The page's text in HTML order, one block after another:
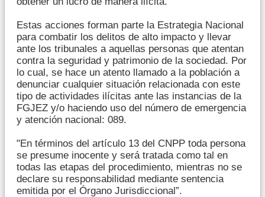
Estas acciones forman parte la Estrategia Nacional
para combatir los delitos de alto impacto y llevar
ante los tribunales a aquellas personas que atentan
contra la seguridad y patrimonio de la sociedad. Por
lo cual, se hace un atento llamado a la población a
denunciar cualquier situación relacionada con este
tipo de actividades ilícitas ante las instancias de la
FGJEZ y/o haciendo uso del número de emergencia
y atención nacional: 089.
"En términos del artículo 13 del CNPP toda persona
se presume inocente y será tratada como tal en
todas las etapas del procedimiento, mientras no se
declare su responsabilidad mediante sentencia
emitida por el Órgano Jurisdiccional”.